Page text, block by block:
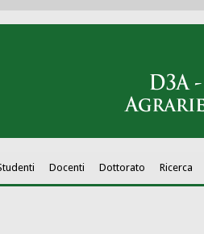
Docenti Dottorato Ricerca